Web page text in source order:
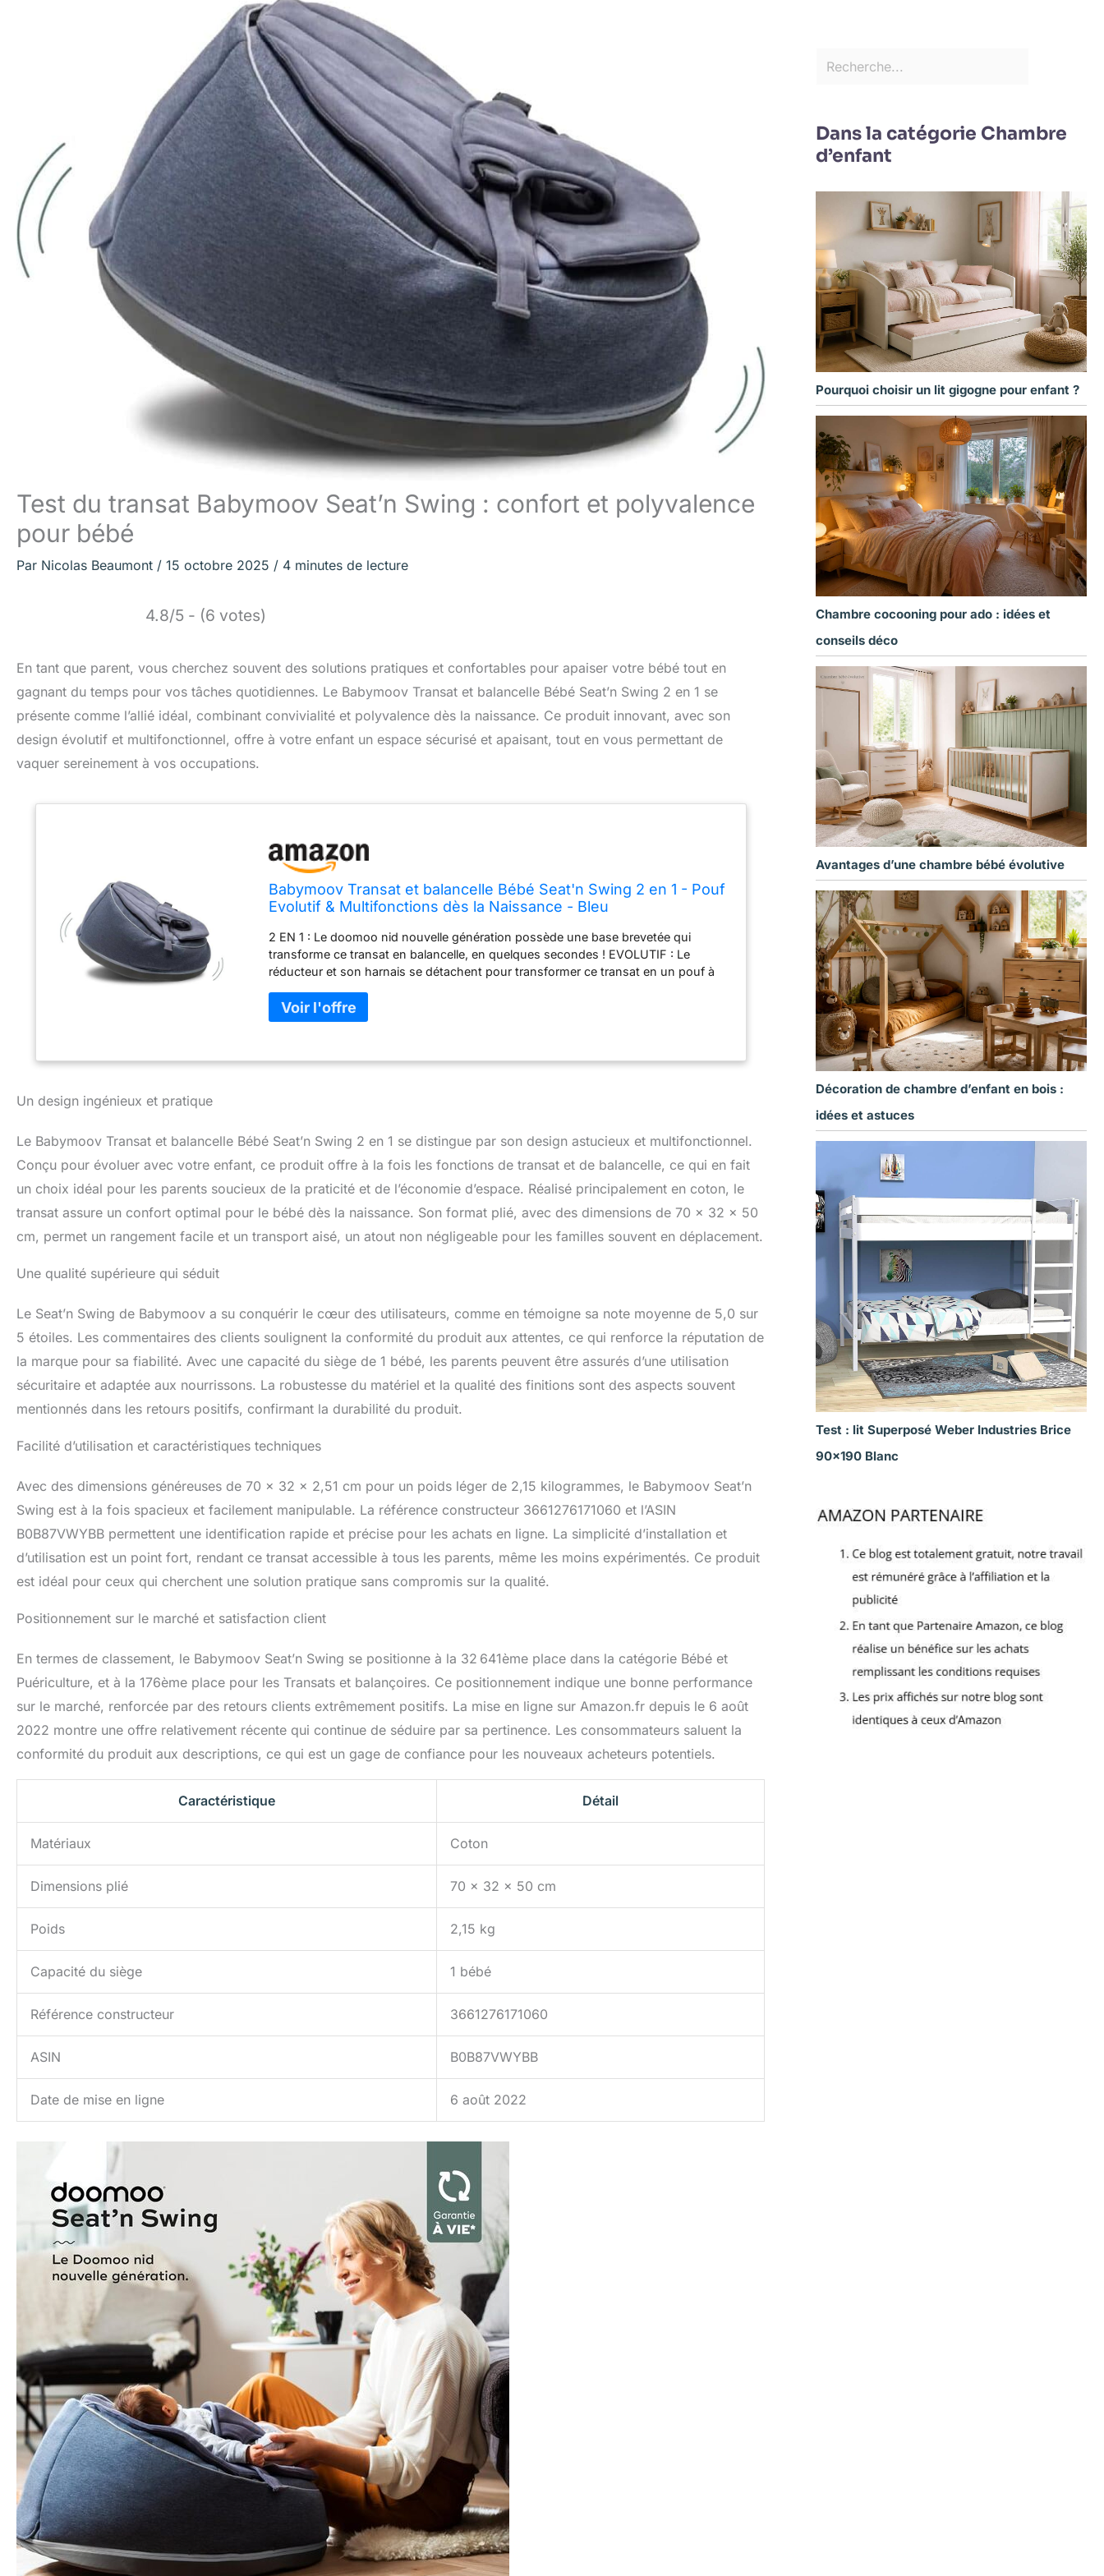
Test du transat Babymoov Seat’n Swing : confort et polyvalence
pour bébé
Par Nicolas Beaumont / 15 octobre 2025 / 4 minutes de lecture
4.8/5 - (6 votes)
En tant que parent, vous cherchez souvent des solutions pratiques et confortables pour apaiser votre bébé tout en
gagnant du temps pour vos tâches quotidiennes. Le Babymoov Transat et balancelle Bébé Seat’n Swing 2 en 1 se
présente comme l’allié idéal, combinant convivialité et polyvalence dès la naissance. Ce produit innovant, avec son
design évolutif et multifonctionnel, offre à votre enfant un espace sécurisé et apaisant, tout en vous permettant de
vaquer sereinement à vos occupations.
Babymoov Transat et balancelle Bébé Seat'n Swing 2 en 1 - Pouf
Evolutif & Multifonctions dès la Naissance - Bleu
2 EN 1 : Le doomoo nid nouvelle génération possède une base brevetée qui
transforme ce transat en balancelle, en quelques secondes ! EVOLUTIF : Le
réducteur et son harnais se détachent pour transformer ce transat en un pouf à
en coton organique doux et molletonné pour assurer un excellent maintien du dos
à votre enfant SECURITE : Le réducteur permet d'empêcher votre bébé de glisser.
sécurité. GARANTIE A VIE : Ce transat est garantie à vie par Babymoov
Un design ingénieux et pratique
Le Babymoov Transat et balancelle Bébé Seat’n Swing 2 en 1 se distingue par son design astucieux et multifonctionnel.
Conçu pour évoluer avec votre enfant, ce produit offre à la fois les fonctions de transat et de balancelle, ce qui en fait
un choix idéal pour les parents soucieux de la praticité et de l’économie d’espace. Réalisé principalement en coton, le
transat assure un confort optimal pour le bébé dès la naissance. Son format plié, avec des dimensions de 70 x 32 x 50
cm, permet un rangement facile et un transport aisé, un atout non négligeable pour les familles souvent en déplacement.
Une qualité supérieure qui séduit
Le Seat’n Swing de Babymoov a su conquérir le cœur des utilisateurs, comme en témoigne sa note moyenne de 5,0 sur
5 étoiles. Les commentaires des clients soulignent la conformité du produit aux attentes, ce qui renforce la réputation de
la marque pour sa fiabilité. Avec une capacité du siège de 1 bébé, les parents peuvent être assurés d’une utilisation
sécuritaire et adaptée aux nourrissons. La robustesse du matériel et la qualité des finitions sont des aspects souvent
mentionnés dans les retours positifs, confirmant la durabilité du produit.
Facilité d’utilisation et caractéristiques techniques
Avec des dimensions généreuses de 70 x 32 x 2,51 cm pour un poids léger de 2,15 kilogrammes, le Babymoov Seat’n
Swing est à la fois spacieux et facilement manipulable. La référence constructeur 3661276171060 et l’ASIN
B0B87VWYBB permettent une identification rapide et précise pour les achats en ligne. La simplicité d’installation et
d’utilisation est un point fort, rendant ce transat accessible à tous les parents, même les moins expérimentés. Ce produit
est idéal pour ceux qui cherchent une solution pratique sans compromis sur la qualité.
Positionnement sur le marché et satisfaction client
En termes de classement, le Babymoov Seat’n Swing se positionne à la 32 641ème place dans la catégorie Bébé et
Puériculture, et à la 176ème place pour les Transats et balançoires. Ce positionnement indique une bonne performance
sur le marché, renforcée par des retours clients extrêmement positifs. La mise en ligne sur Amazon.fr depuis le 6 août
2022 montre une offre relativement récente qui continue de séduire par sa pertinence. Les consommateurs saluent la
conformité du produit aux descriptions, ce qui est un gage de confiance pour les nouveaux acheteurs potentiels.
Caractéristique Détail
Matériaux Coton
Dimensions plié 70 x 32 x 50 cm
Poids 2,15 kg
Capacité du siège 1 bébé
Référence constructeur 3661276171060
ASIN B0B87VWYBB
Date de mise en ligne 6 août 2022
Dans la catégorie Chambre
d’enfant
Pourquoi choisir un lit gigogne pour enfant ?
Chambre cocooning pour ado : idées et
conseils déco
Avantages d’une chambre bébé évolutive
Décoration de chambre d’enfant en bois :
idées et astuces
Test : lit Superposé Weber Industries Brice
90×190 Blanc